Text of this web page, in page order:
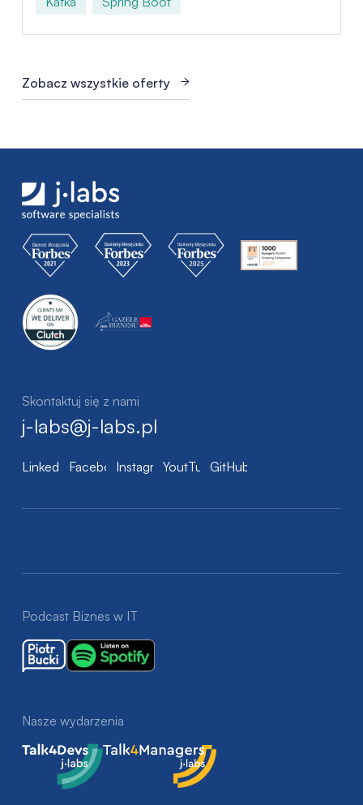
Zobacz wszystkie oferty
Skontaktuj się z nami
j-labs@j-labs.pl
LinkedIn FacebookInstagramYoutTubeGitHub
Podcast Biznes w IT
Nasze wydarzenia
Talk4Devs
Talk4Managers